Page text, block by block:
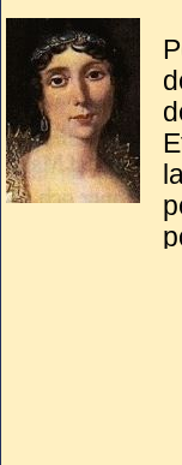
Après
à
lui avait
Joseph
soit
des